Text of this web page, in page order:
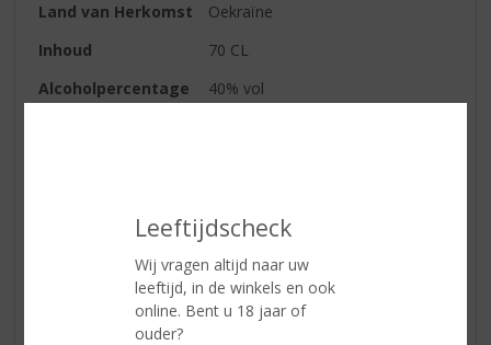
Leeftijdscheck
Wij vragen altijd naar uw
leeftijd, in de winkels en ook
online. Bent u 18 jaar of
ouder?
Land van Herkomst
Oekraïne
Inhoud
70 CL
Alcoholpercentage
40% vol
Reviews
Schrijf een review